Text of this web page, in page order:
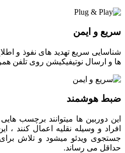
سریع و ایمن
شناسایی سریع تهدید های نفوذ و
ها و ارسال نوتیفیکیشن روی تلفن
ضبط هوشمند
این دوربین ها میتوانند برچسب
افراد و وسیله نقلیه اعمال کنند
جستجوی ویدئو میشود و تلاش برای
حداقل می رساند.